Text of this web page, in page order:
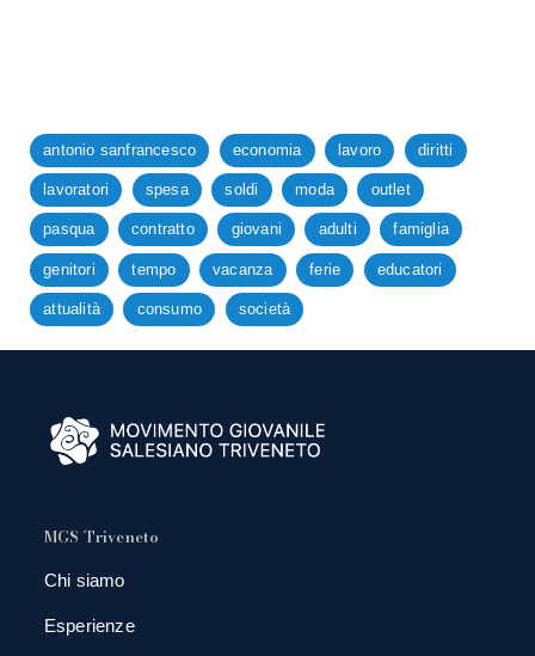
antonio sanfrancesco economia lavoro diritti
lavoratori spesa soldi moda outlet
pasqua contratto giovani adulti famiglia
genitori tempo vacanza ferie educatori
attualità consumo società
MGS Triveneto
Chi siamo
Esperienze